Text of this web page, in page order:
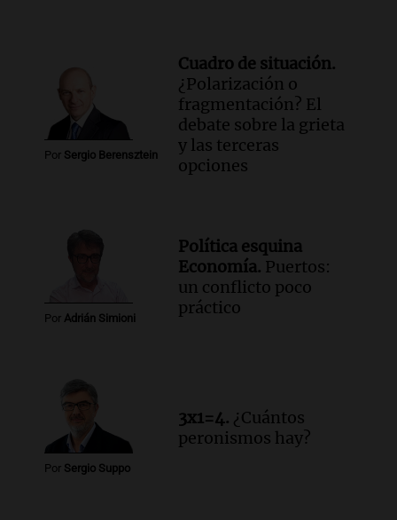
Por Sergio Berensztein
Cuadro de situación.
¿Polarización o
fragmentación? El
debate sobre la grieta
y las terceras
opciones
Por Adrián Simioni
Política esquina
Economía. Puertos:
un conflicto poco
práctico
Por Sergio Suppo
3x1=4. ¿Cuántos
peronismos hay?